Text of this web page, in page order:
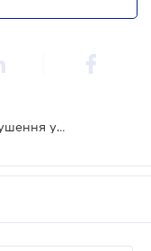
Кримінальну відповідальність за порушення у процесі будівництва посилять